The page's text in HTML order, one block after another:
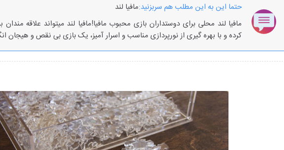
حتما این به این مطلب هم سربزنید:مافیا لند
مافیا لند محلی برای دوستداران بازی محبوب مافیا!مافیا لند میتواند علاقه
کرده و با بهره گیری از نورپردازی مناسب و اسرار آمیز، یک بازی بی نقص و هیجان